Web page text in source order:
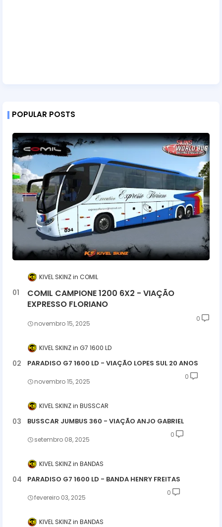
POPULAR POSTS
KIVEL SKINZ COMIL
COMIL CAMPIONE 1200 6X2 - VIAÇÃO
EXPRESSO FLORIANO
novembro 15, 2025
0
KIVEL SKINZ G7 1600 LD
PARADISO G7 1600 LD - VIAÇÃO LOPES SUL 20 ANOS
novembro 15, 2025
0
KIVEL SKINZ BUSSCAR
BUSSCAR JUMBUS 360 - VIAÇÃO ANJO GABRIEL
setembro 08, 2025
0
KIVEL SKINZ BANDAS
PARADISO G7 1600 LD - BANDA HENRY FREITAS
fevereiro 03, 2025
0
KIVEL SKINZ BANDAS